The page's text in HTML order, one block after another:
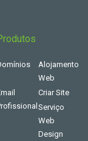
Alojamento
Web
Criar Site
Serviço
Web
Design